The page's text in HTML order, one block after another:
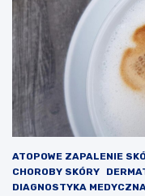
ATOPOWE ZAPALENIE
CHOROBY SKÓRY
DIAGNOSTYKA